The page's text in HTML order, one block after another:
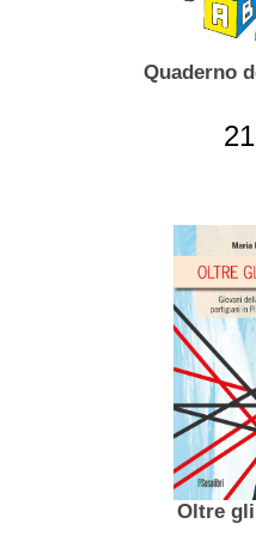
Quaderno
Oltre